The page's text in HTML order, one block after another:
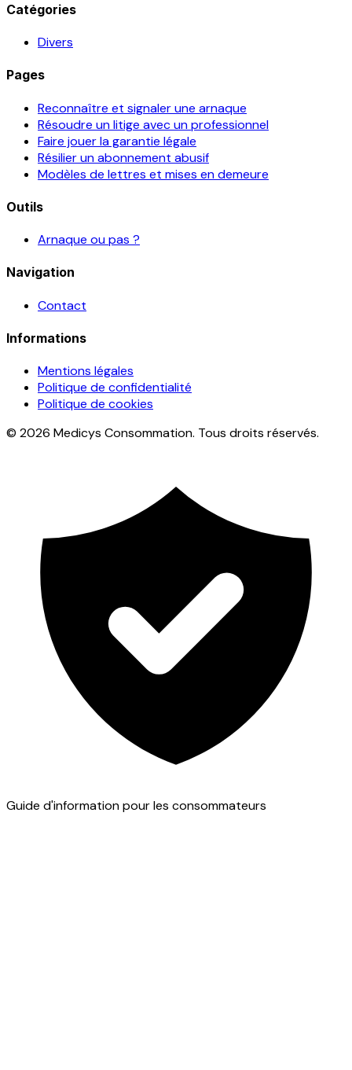
Catégories
Divers
Pages
Reconnaître et signaler une arnaque
Résoudre un litige avec un professionnel
Faire jouer la garantie légale
Résilier un abonnement abusif
Modèles de lettres et mises en demeure
Outils
Arnaque ou pas ?
Navigation
Contact
Informations
Mentions légales
Politique de confidentialité
Politique de cookies
© 2026 Medicys Consommation. Tous droits réservés.
Guide d'information pour les consommateurs